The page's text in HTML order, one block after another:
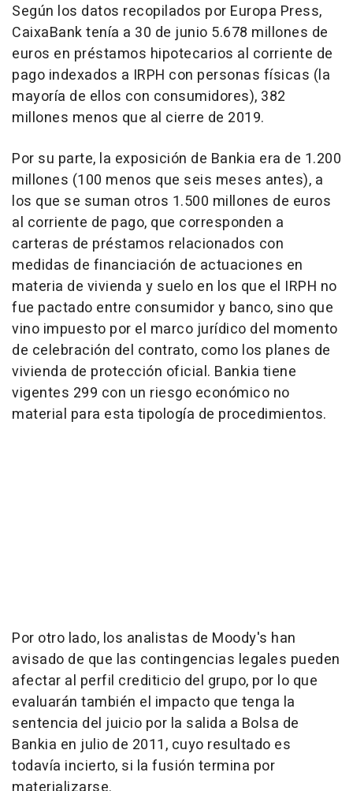
Según los datos recopilados por Europa Press,
CaixaBank tenía a 30 de junio 5.678 millones de
euros en préstamos hipotecarios al corriente de
pago indexados a IRPH con personas físicas (la
mayoría de ellos con consumidores), 382
millones menos que al cierre de 2019.
Por su parte, la exposición de Bankia era de 1.200
millones (100 menos que seis meses antes), a
los que se suman otros 1.500 millones de euros
al corriente de pago, que corresponden a
carteras de préstamos relacionados con
medidas de financiación de actuaciones en
materia de vivienda y suelo en los que el IRPH no
fue pactado entre consumidor y banco, sino que
vino impuesto por el marco jurídico del momento
de celebración del contrato, como los planes de
vivienda de protección oficial. Bankia tiene
vigentes 299 con un riesgo económico no
material para esta tipología de procedimientos.
Por otro lado, los analistas de Moody's han
avisado de que las contingencias legales pueden
afectar al perfil crediticio del grupo, por lo que
evaluarán también el impacto que tenga la
sentencia del juicio por la salida a Bolsa de
Bankia en julio de 2011, cuyo resultado es
todavía incierto, si la fusión termina por